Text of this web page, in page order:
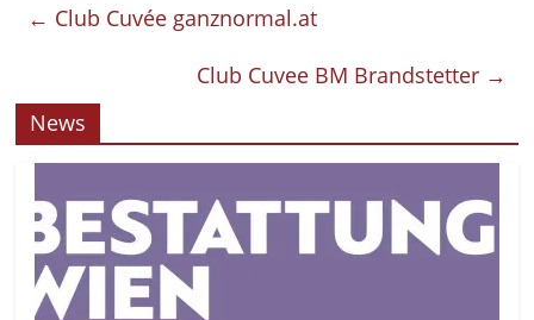
← Club Cuvée ganznormal.at
Club Cuvee BM Brandstetter →
News